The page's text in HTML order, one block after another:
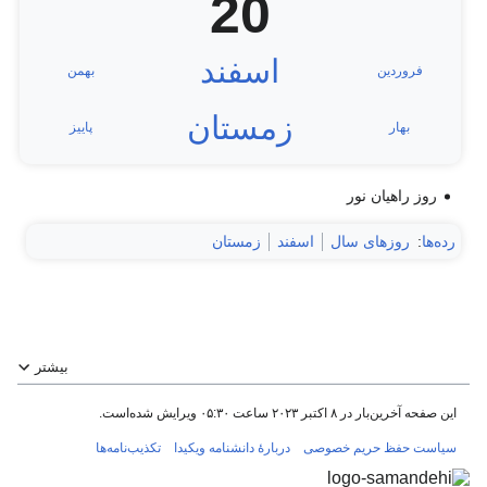
20
فروردین اسفند بهمن
بهار زمستان پاییز
روز راهیان نور
رده‌ها: روزهای سال اسفند زمستان
بیشتر
این صفحه آخرین‌بار در ‏۸ اکتبر ۲۰۲۳ ساعت ‏۰۵:۳۰ ویرایش شده‌است.
سیاست حفظ حریم خصوصی دربارهٔ دانشنامه ویکیدا تکذیب‌نامه‌ها